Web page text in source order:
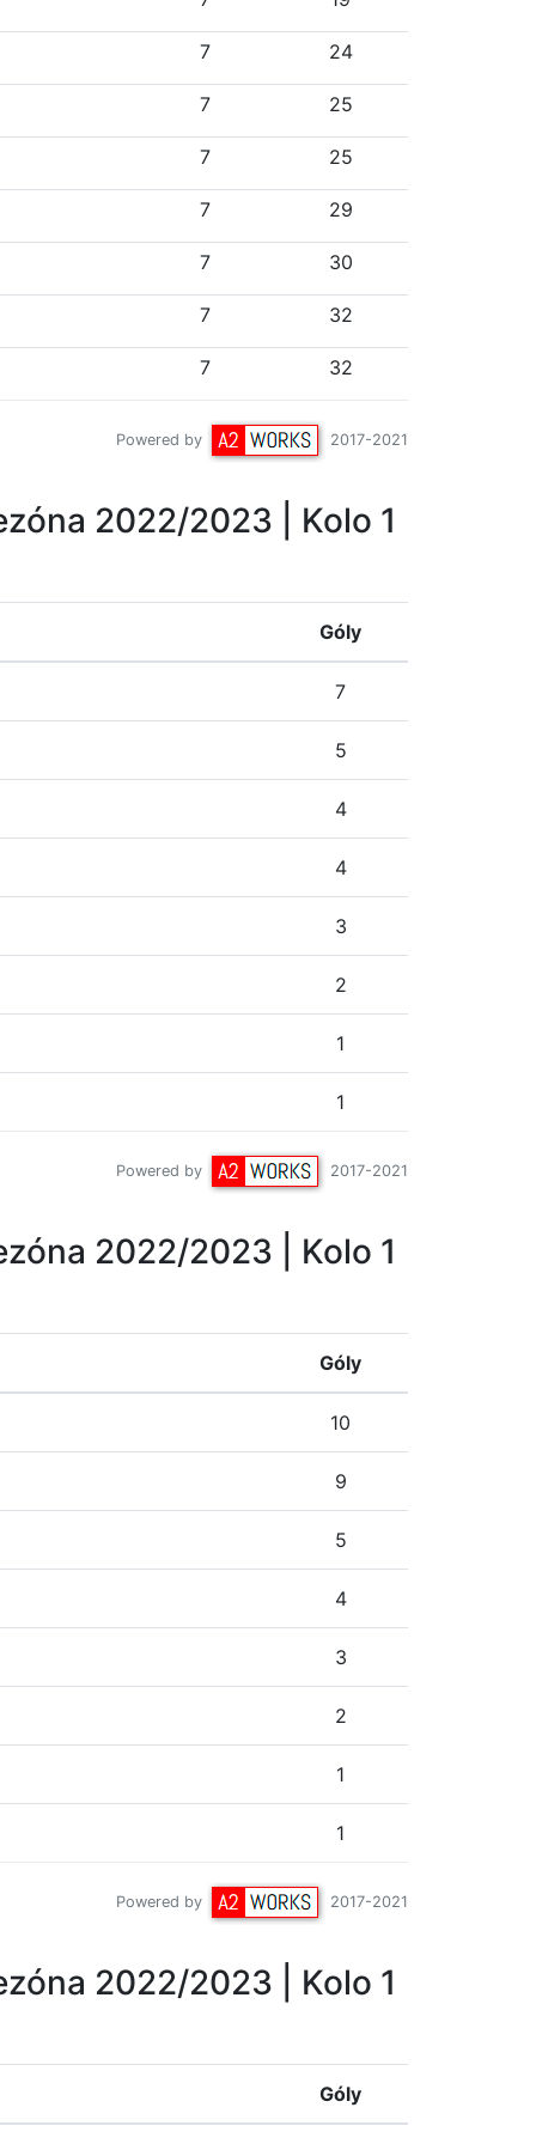
7 24
7 25
7 25
7 29
7 30
7 32
7 32
Powered by 2017-2021
2022/2023 | Kolo 1
Góly
7
5
4
4
3
2
1
1
Powered by 2017-2021
2022/2023 | Kolo 1
Góly
10
9
5
4
3
2
1
1
Powered by 2017-2021
2022/2023 | Kolo 1
Góly